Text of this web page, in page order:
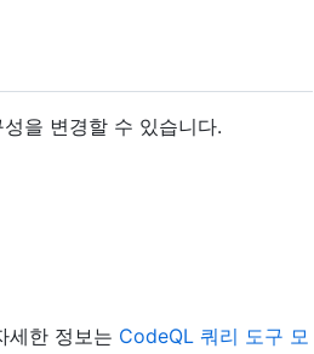
을 변경할 수 있습니다.
세한 정보는 CodeQL 쿼리 도구 모